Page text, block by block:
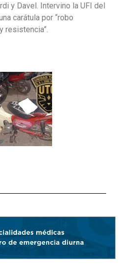
y Davel. Intervino la UFI del
carátula por “robo
resistencia”.